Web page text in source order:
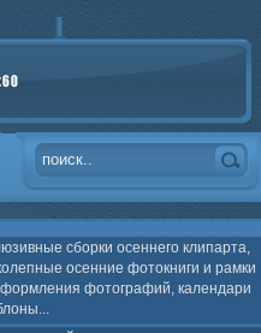
сборки осеннего клипарта,
осенние фотокниги и рамки
фотографий, календари